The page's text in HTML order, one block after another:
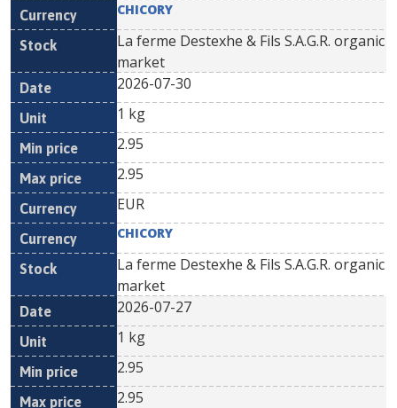
CHICORY
La ferme Destexhe & Fils S.A.G.R. organic
market
2026-07-30
1 kg
2.95
2.95
EUR
CHICORY
La ferme Destexhe & Fils S.A.G.R. organic
market
2026-07-27
1 kg
2.95
2.95